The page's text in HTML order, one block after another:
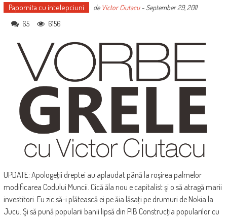
Papornita cu intelepciuni de Victor Ciutacu- September 29, 2011
65 6156
UPDATE: Apologeţii dreptei au aplaudat până la roşirea palmelor
modificarea Codului Muncii. Cică ăla nou e capitalist şi o să atragă marii
investitori. Eu zic să-i plătească ei pe ăia lăsaţi pe drumuri de Nokia la
Jucu. Şi să pună popularii banii lipsă din PIB Construcţia popularilor cu